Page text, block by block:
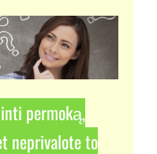
permoką,
neprivalote to